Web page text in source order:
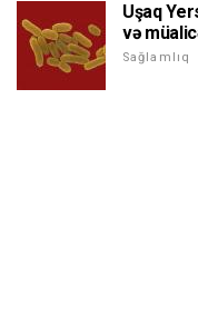
Uşaq
və
Sağlamlıq